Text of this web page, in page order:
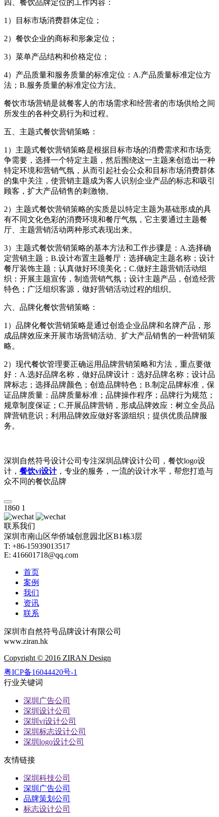
四、餐饮品牌定位的工作内容：
1）目标市场消费群体定位；
2）餐饮企业的商标和形象定位；
3）菜单产品结构和价格定位；
4）产品质量和服务质量的标准定位：A.产品质量标准定位方
法；B.服务质量的标准定位方法。
餐饮市场营销是就餐客人的市场需求和经营者的市场供给之间
所发生的各种交易行为和过程。
五、主题式餐饮营销策略：
1）主题式餐饮营销策略是根据目标市场的消费需求和市场竞
争需要，选择一个特定主题，然后围绕这一主题来创造出一种
特定环境和营销气氛，从而引起社会公众和目标市场消费群体
的集中关注，使营销主题成为客人识别企业产品的标志和吸引
顾客，扩大产品销售的刺激物。
2）主题式餐饮营销策略的实质是以特定主题为基础形成的具
有不同文化色彩的消费环境和餐厅气氛，它主要通过主题餐
厅、主题营销活动两种形式表现出来。
3）主题式餐饮营销策略的基本方法和工作步骤是：A.选择确
定营销主题；B.设计布置主题餐厅：选择确定主题名称；设计
餐厅装饰主题；认真做好环境美化；C.做好主题营销活动组
织：开展主题宣传，制造营销气氛；设计主题产品，创造经营
特色；广泛组织客源，做好营销活动过程的组织。
六、品牌化餐饮营销策略：
1）品牌化餐饮营销策略是通过创造企业品牌和名牌产品，形
成品牌效应来开展市场营销活动、扩大产品销售的一种营销策
略。
2）现代餐饮管理要正确运用品牌营销策略和方法，重点要做
好：A.选好品牌名称，做好品牌设计：选好品牌名称；设计品
牌标志；选择品牌颜色；创造品牌特色；B.制定品牌标准，保
证品牌质量：品牌质量标准；品牌操作程序；品牌行为规范；
规章制度保证；C.开展品牌营销，形成品牌效应：树立全员品
牌营销意识；利用品牌效应做好客源组织；提供优质品牌服
务。
深圳自然符号设计公司专注深圳品牌设计公司，餐饮logo设
计， 餐饮vi设计，专业的服务，一流的设计水平，帮您打造与
众不同的餐饮品牌
1860 1
联系我们
深圳市南山区华侨城创意园北区B1栋3层
T: +86-15939013517
E: 416601718@qq.com
首页
案例
我们
资讯
联系
深圳市自然符号品牌设计有限公司
www.ziran.hk
Copyright © 2016 ZIRAN Design
粤ICP备16044420号-1
行业关键词
深圳广告公司
深圳设计公司
深圳vi设计公司
深圳标志设计公司
深圳logo设计公司
友情链接
深圳科技公司
深圳广告公司
品牌策划公司
标志设计公司